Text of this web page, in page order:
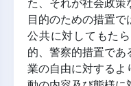
目的のための措置
公共に対してもた
的、警察的措置で
業の自由に対するよ